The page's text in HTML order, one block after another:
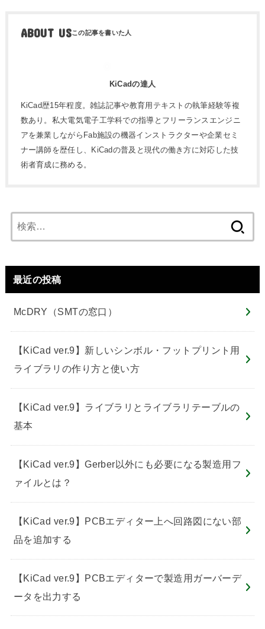
ABOUT US
KiCadの達人
KiCad歴15年程度。雑誌記事や教育用テキストの執筆経験等複
数あり。私大電気電子工学科での指導とフリーランスエンジニ
アを兼業しながらFab施設の機器インストラクターや企業セミ
ナー講師を歴任し、KiCadの普及と現代の働き方に対応した技
術者育成に務める。
索:
最近の投稿
McDRY（SMTの窓口）
【KiCad ver.9】新しいシンボル・フットプリント用
ライブラリの作り方と使い方
【KiCad ver.9】ライブラリとライブラリテーブルの
基本
【KiCad ver.9】Gerber以外にも必要になる製造用フ
ァイルとは？
【KiCad ver.9】PCBエディター上へ回路図にない部
品を追加する
【KiCad ver.9】PCBエディターで製造用ガーバーデ
ータを出力する